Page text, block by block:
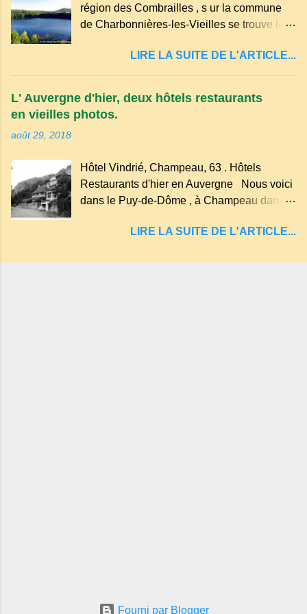
de soleil, attirant le regard. Bien entouré de
verdure, d'un étang, d'une bambouseraie
des souvenirs tout cela dans un grand parc
arboré.
région des Combrailles , s ur la commune
de Charbonnières-les-Vieilles se trouve le
d'explosion) rempli d’eau, appelé : le Lac de
Tazenat ou Tazanat, il est le premier et le
plus au nord de la Chaîne des Puys qui en
compte près de soixante. En Auvergne
"sans fond" et en forme d'entonnoir
entraînant vers les entrailles de la terre, les
malheureux qui s'approchaient trop de
LIRE LA SUITE DE L'ARTICLE...
L' Auvergne d'hier, deux hôtels restaurants
en vieilles photos.
août 29, 2018
Hôtel Vindrié, Champeau, 63 . Hôtels
Restaurants d'hier en Auvergne Nous voici
dans le Puy-de-Dôme , à Champeau dans
Servant . L'Hôtel-Restaurant Vindrié était
son jambon de pays et son poulet cocotte,
LIRE LA SUITE DE L'ARTICLE...
Fourni par Blogger